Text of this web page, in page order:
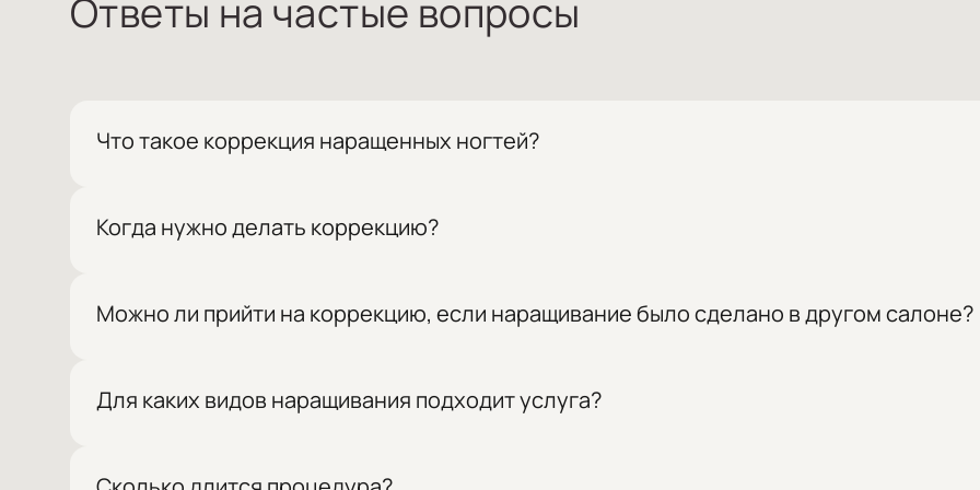
Ответы на частые вопросы
Что такое коррекция наращенных ногтей?
Когда нужно делать коррекцию?
Можно ли прийти на коррекцию, если наращивание было сделано в другом салоне?
Для каких видов наращивания подходит услуга?